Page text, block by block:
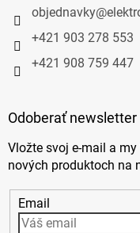
objednavky@
+421 903 278 553
+421 908 759 447
Odoberať newsletter
Vložte svoj e-mail a
nových produktoch na
Email